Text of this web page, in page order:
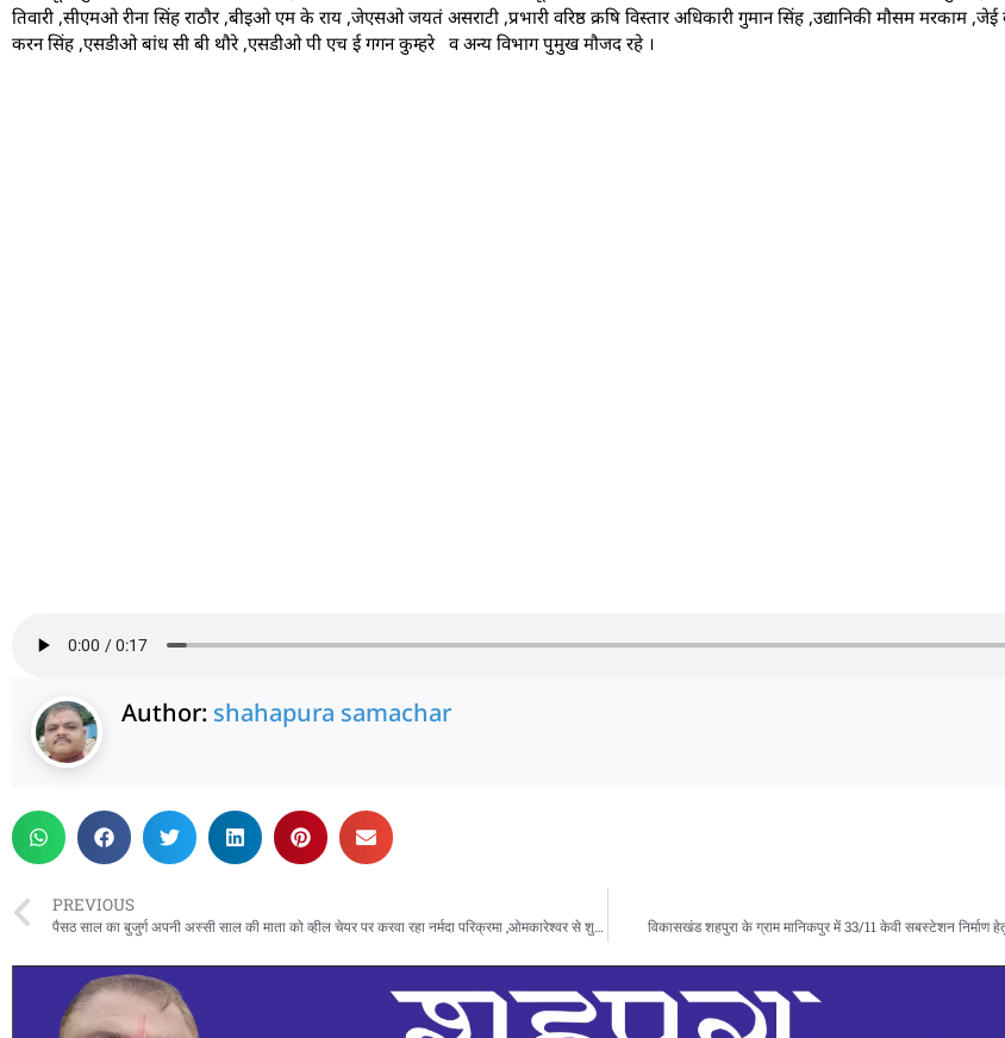
तिवारी ,सीएमओ रीना सिंह राठौर ,बीइओ एम के राय ,जेएसओ जयतं असराटी ,प्रभारी वरिष्ठ क्रषि विस्तार अधिकारी गुमान सिंह ,उद्यानिकी मौसम
करन सिंह ,एसडीओ बांध सी बी थौरे ,एसडीओ पी एच ई गगन कुम्हरे व अन्य विभाग पुमुख मौजद रहे ।
Author: shahapura samachar
PREVIOUS
पैसठ साल का बुजुर्ग अपनी अस्सी साल की माता को व्हील चेयर पर करवा रहा नर्मदा परिक्रमा ,ओमकारेश्वर से शुरू की परिक्रमा ,दस माह से पैदल चल रहे विकासखंड शहपुरा के ग्राम मानिकपुर में 33/11 केवी सबस्टेशन निर्माण